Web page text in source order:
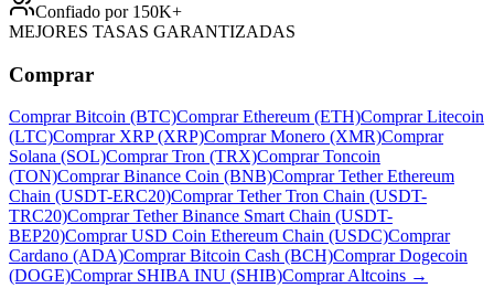
Confiado por 150K+
MEJORES TASAS GARANTIZADAS
Comprar
Comprar Bitcoin (BTC)Comprar Ethereum (ETH)Comprar Litecoin
(LTC)Comprar XRP (XRP)Comprar Monero (XMR)Comprar
Solana (SOL)Comprar Tron (TRX)Comprar Toncoin
(TON)Comprar Binance Coin (BNB)Comprar Tether Ethereum
Chain (USDT-ERC20)Comprar Tether Tron Chain (USDT-
TRC20)Comprar Tether Binance Smart Chain (USDT-
BEP20)Comprar USD Coin Ethereum Chain (USDC)Comprar
Cardano (ADA)Comprar Bitcoin Cash (BCH)Comprar Dogecoin
(DOGE)Comprar SHIBA INU (SHIB)Comprar Altcoins →